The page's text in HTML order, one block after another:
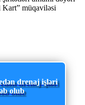
Kart” müqaviləsi
drenaj işləri
olub